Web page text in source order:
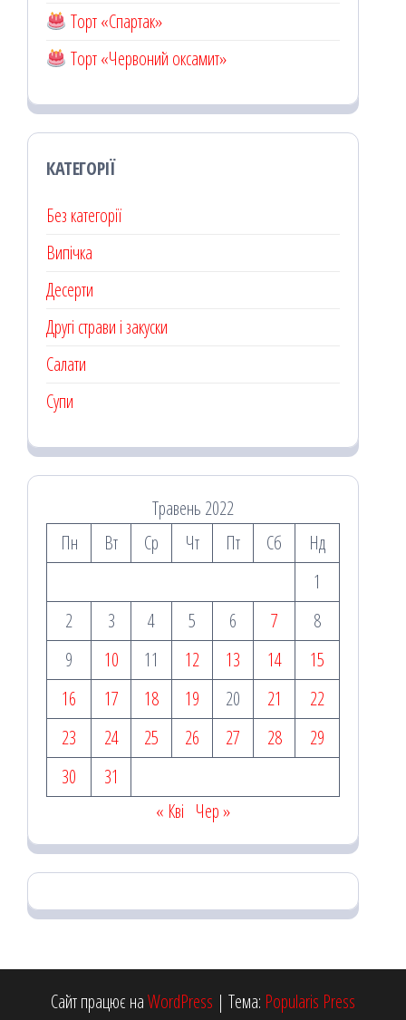
Торт «Спартак»
Торт «Червоний оксамит»
КАТЕГОРІЇ
Без категорії
Випічка
Десерти
Другі страви і закуски
Салати
Супи
Травень 2022
Пн
Вт Ср Чт Пт Сб
Нд
1
2
3 4 5 6 7
8
9
10 11 12 13 14
15
16
17 18 19 20 21
22
23
24 25 26 27 28
29
30
31
« Кві Чер »
Сайт працює наWordPress | Тема: Popularis Press